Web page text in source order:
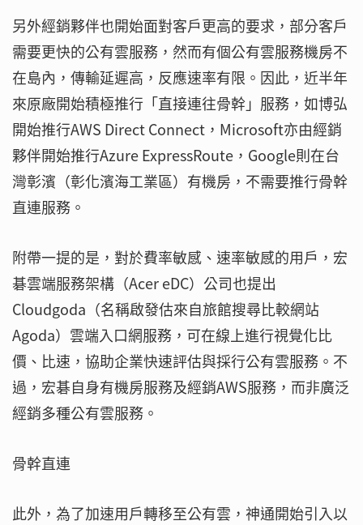
另外經銷夥伴也開始面對客戶更高的要求，部分客戶
需要更快的公有雲服務，然而有個公有雲服務機房不
在島內，傳輸延遲高，反應速率有限。因此，近半年
來原廠開始積極推行「直接連往骨幹」服務，如博弘
開始推行AWS Direct Connect，Microsoft亦由經銷
夥伴開始推行Azure ExpressRoute，Google則在台
灣彰濱（彰化濱海工業區）有機房，不需要推行骨幹
直連服務。
附帶一提的是，對於費率敏感、速率敏感的用戶，宏
碁雲端服務架構（Acer eDC）公司也提出
Cloudgoda（名稱啟發估來自旅館搜尋比較網站
Agoda）雲端入口網服務，可在線上進行視覺化比
價、比速，協助企業快速評估與採行公有雲服務。不
過，宏碁自身有機房服務及經銷AWS服務，而非廣泛
經銷多種公有雲服務。
骨幹直連
此外，為了加速用戶轉移至公有雲，神通開始引入以